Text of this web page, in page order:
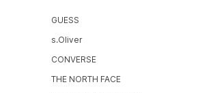
GUESS
s.Oliver
CONVERSE
THE NORTH FACE